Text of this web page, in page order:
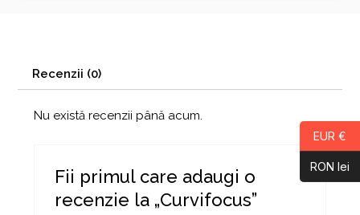
Recenzii (0)
Nu există recenzii până acum.
Fii primul care adaugi o
recenzie la „Curvifocus”
EUR €
RON lei